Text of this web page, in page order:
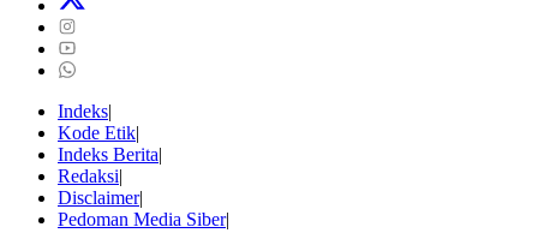
Indeks
Kode Etik
Indeks Berita
Redaksi
Disclaimer
Pedoman Media Siber